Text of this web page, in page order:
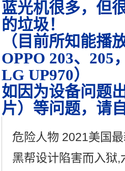
蓝光机很多，但
的垃圾！
（目前所知能播
OPPO 203、205
LG UP970）
如因为设备问题
片）等问题，请
危险人物 2021美国
黑帮设计陷害而入狱